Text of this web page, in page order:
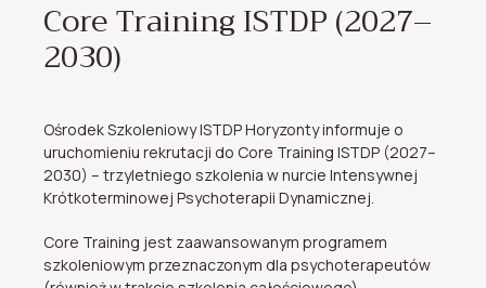
Core Training ISTDP (2027–
2030)
Ośrodek Szkoleniowy ISTDP Horyzonty informuje o
uruchomieniu rekrutacji do Core Training ISTDP (2027–
2030) – trzyletniego szkolenia w nurcie Intensywnej
Krótkoterminowej Psychoterapii Dynamicznej.
Core Training jest zaawansowanym programem
szkoleniowym przeznaczonym dla psychoterapeutów